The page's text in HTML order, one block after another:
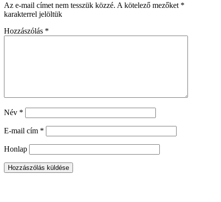
Az e-mail címet nem tesszük közzé. A kötelező mezőket *
karakterrel jelöltük
Hozzászólás *
Név *
E-mail cím *
Honlap